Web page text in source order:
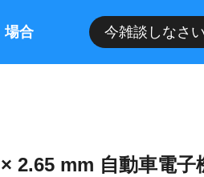
場合 今雑談しなさい
2.65 mm 自動車電子